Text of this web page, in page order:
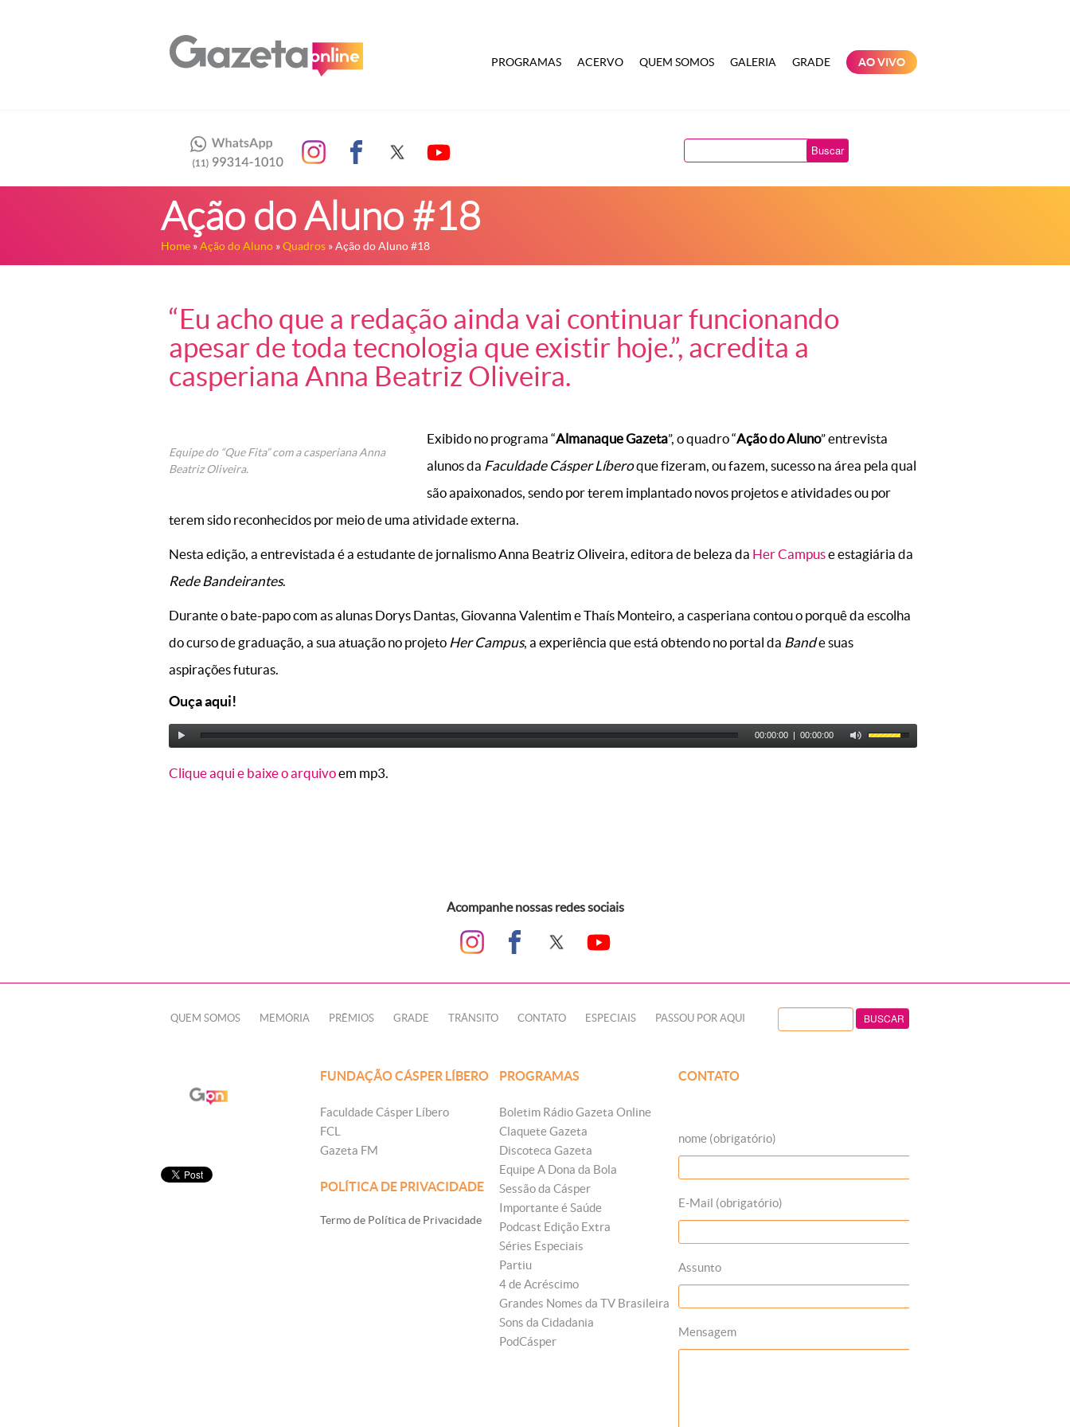
PROGRAMAS ACERVO QUEM SOMOS GALERIA GRADE AO VIVO
Buscar
Ação do Aluno #18
Home »Ação do Aluno »Quadros » Ação do Aluno #18
“Eu acho que a redação ainda vai continuar funcionando
apesar de toda tecnologia que existir hoje.”, acredita a
casperiana Anna Beatriz Oliveira.
Equipe do “Que Fita” com a casperiana Anna
Beatriz Oliveira.
Exibido no programa “Almanaque Gazeta”, o quadro “Ação do Aluno” entrevista
alunos da Faculdade Cásper Líberoque fizeram, ou fazem, sucesso na área pela qual
são apaixonados, sendo por terem implantado novos projetos e atividades ou por
terem sido reconhecidos por meio de uma atividade externa.
Nesta edição, a entrevistada é a estudante de jornalismo Anna Beatriz Oliveira, editora de beleza da Her Campuse estagiária da
Rede Bandeirantes.
Durante o bate-papo com as alunas Dorys Dantas, Giovanna Valentim e Thaís Monteiro, a casperiana contou o porquê da escolha
do curso de graduação, a sua atuação no projeto Her Campus, a experiência que está obtendo no portal da Bande suas
aspirações futuras.
Ouça aqui!
00:00:00 | 00:00:00
Clique aqui e baixe o arquivoem mp3.
Acompanhe nossas redes sociais
QUEM SOMOS MEMÓRIA PRÊMIOS GRADE TRÂNSITO CONTATO ESPECIAIS PASSOU POR AQUI
FUNDAÇÃO CÁSPER LÍBERO
Faculdade Cásper Líbero
FCL
Gazeta FM
POLÍTICA DE PRIVACIDADE
Termo de Política de Privacidade
PROGRAMAS
Boletim Rádio Gazeta Online
Claquete Gazeta
Discoteca Gazeta
Equipe A Dona da Bola
Sessão da Cásper
Importante é Saúde
Podcast Edição Extra
Séries Especiais
Partiu
4 de Acréscimo
Grandes Nomes da TV Brasileira
Sons da Cidadania
PodCásper
CONTATO
nome (obrigatório)
E-Mail (obrigatório)
Assunto
Mensagem